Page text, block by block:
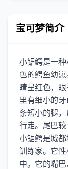
宝可梦简介
小锯鳄是一
色的鳄鱼幼
睛呈红色，
里有细小的
条短小的腿
行走。尾巴较
小锯鳄是城
训练家。它
中。它的嘴